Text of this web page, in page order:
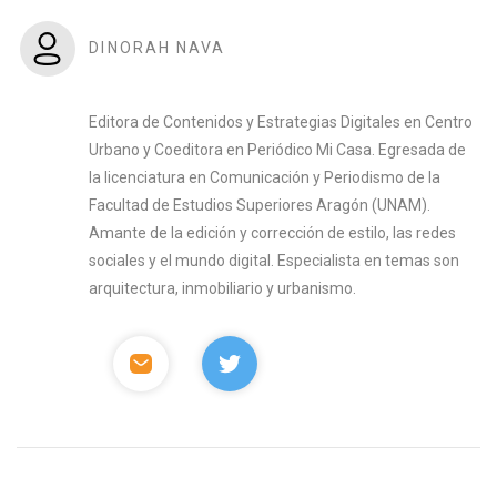
DINORAH NAVA
Editora de Contenidos y Estrategias Digitales en Centro
Urbano y Coeditora en Periódico Mi Casa. Egresada de
la licenciatura en Comunicación y Periodismo de la
Facultad de Estudios Superiores Aragón (UNAM).
Amante de la edición y corrección de estilo, las redes
sociales y el mundo digital. Especialista en temas son
arquitectura, inmobiliario y urbanismo.